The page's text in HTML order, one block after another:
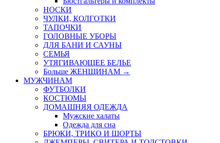
НОСКИ
ЧУЛКИ, КОЛГОТКИ
ТАПОЧКИ
ГОЛОВНЫЕ УБОРЫ
ДЛЯ БАНИ И САУНЫ
СЕМЬЯ
УТЯГИВАЮЩЕЕ БЕЛЬЕ
Больше ЖЕНЩИНАМ →
МУЖЧИНАМ
ФУТБОЛКИ
КОСТЮМЫ
ДОМАШНЯЯ ОДЕЖДА
Мужские халаты
Одежда для сна
БРЮКИ, ТРИКО И ШОРТЫ